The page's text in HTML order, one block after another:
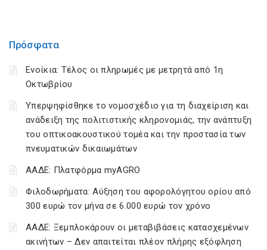
Πρόσφατα
Ενοίκια: Τέλος οι πληρωμές με μετρητά από 1η
Οκτωβρίου
Υπερψηφίσθηκε το νομοσχέδιο για τη διαχείριση και
ανάδειξη της πολιτιστικής κληρονομιάς, την ανάπτυξη
του οπτικοακουστικού τομέα και την προστασία των
πνευματικών δικαιωμάτων
ΑΑΔΕ: Πλατφόρμα myAGRO
Φιλοδωρήματα: Αύξηση του αφορολόγητου ορίου από
300 ευρώ τον μήνα σε 6.000 ευρώ τον χρόνο
ΑΑΔΕ: Ξεμπλοκάρουν οι μεταβιβάσεις κατασχεμένων
ακινήτων – Δεν απαιτείται πλέον πλήρης εξόφληση